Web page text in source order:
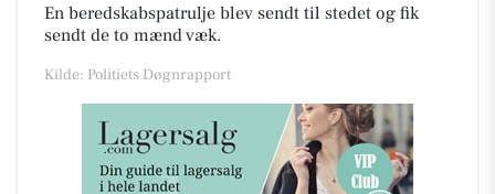
En beredskabspatrulje blev sendt til stedet og fik
sendt de to mænd væk.
Kilde: Politiets Døgnrapport